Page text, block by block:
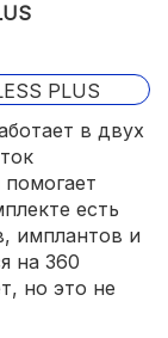
в двух
есть
имплантов и
на 360
но это не